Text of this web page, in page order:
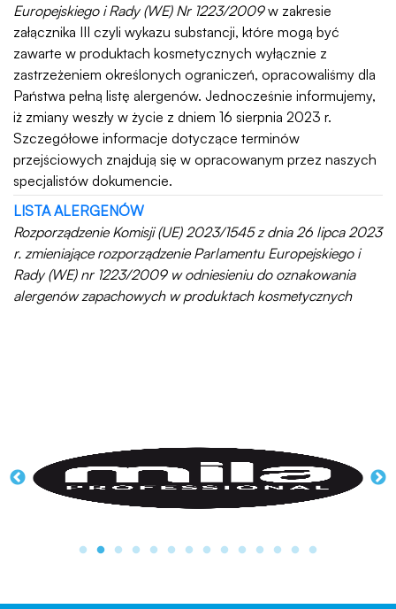
Europejskiego i Rady (WE) Nr 1223/2009w zakresie
załącznika III czyli wykazu substancji, które mogą być
zawarte w produktach kosmetycznych wyłącznie z
zastrzeżeniem określonych ograniczeń, opracowaliśmy dla
Państwa pełną listę alergenów. Jednocześnie informujemy,
iż zmiany weszły w życie z dniem 16 sierpnia 2023 r.
Szczegółowe informacje dotyczące terminów
przejściowych znajdują się w opracowanym przez naszych
specjalistów dokumencie.
LISTA ALERGENÓW
Rozporządzenie Komisji (UE) 2023/1545 z dnia 26 lipca 2023
r. zmieniające rozporządzenie Parlamentu Europejskiego i
Rady (WE) nr 1223/2009 w odniesieniu do oznakowania
alergenów zapachowych w produktach kosmetycznych